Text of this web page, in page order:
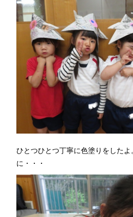
ひとつひとつ丁寧に色塗りをしたよ
に・・・